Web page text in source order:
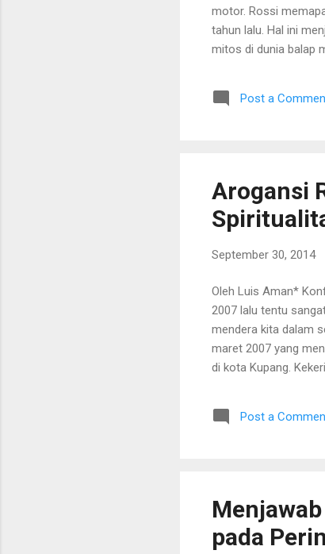
motor. Rossi
tahun lalu. Hal ini
mitos di dunia
Perpindahan itu
betul serius berpikir
Post a
Arogansi
September 30, 2014
Oleh Luis Aman*
2007 lalu tentu
mendera kita dalam
maret 2007 yang
di kota Kupang.
masa depan banyak
petani sederhana di
Post a
pada